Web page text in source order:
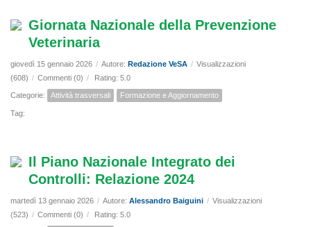
Giornata Nazionale della Prevenzione
Veterinaria
giovedì 15 gennaio 2026 / Autore: Redazione VeSA / Visualizzazioni
(608) / Commenti (0) / Rating: 5.0
Categorie: Attività trasversali Formazione e Aggiornamento
Tag:
Il Piano Nazionale Integrato dei
Controlli: Relazione 2024
martedì 13 gennaio 2026 / Autore: Alessandro Baiguini / Visualizzazioni
(523) / Commenti (0) / Rating: 5.0